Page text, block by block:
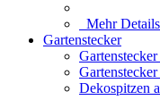
Mehr
Gartenstecker
Dekospitzen